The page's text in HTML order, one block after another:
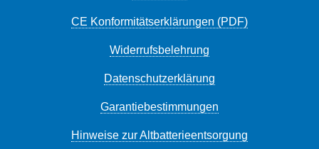
CE Konformitätserklärungen (PDF)
Widerrufsbelehrung
Datenschutzerklärung
Garantiebestimmungen
Hinweise zur Altbatterieentsorgung